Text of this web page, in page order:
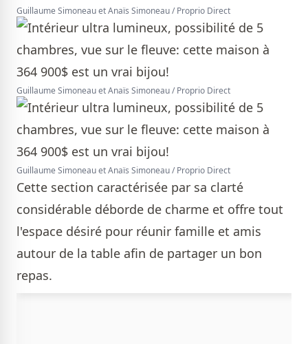
Guillaume Simoneau et Anaïs Simoneau / Proprio Direct
Guillaume Simoneau et Anaïs Simoneau / Proprio Direct
Guillaume Simoneau et Anaïs Simoneau / Proprio Direct
Cette section caractérisée par sa clarté
considérable déborde de charme et offre tout
l'espace désiré pour réunir famille et amis
autour de la table afin de partager un bon
repas.